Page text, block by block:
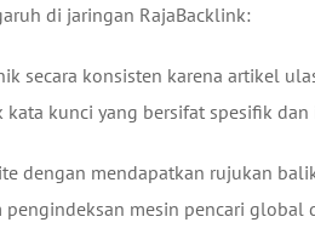
di jaringan RajaBacklink:
secara konsisten karena artikel
kunci yang bersifat spesifik
dengan mendapatkan rujukan
pengindeksan mesin pencari global